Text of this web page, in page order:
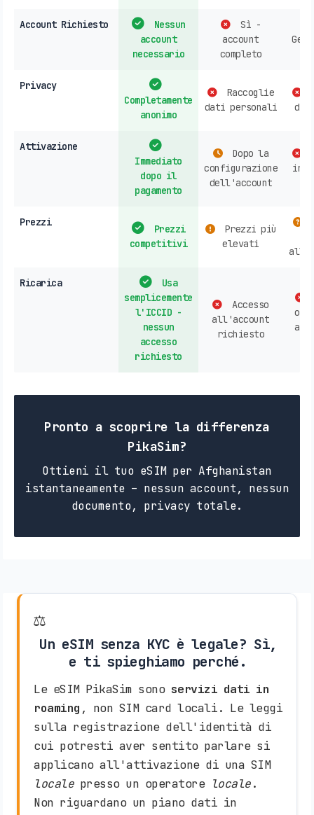
Account Richiesto
Nessun
account
necessario
Sì -
account
completo
Privacy
Completamente
anonimo
Raccoglie
dati personali
dati
Attivazione
Immediato
dopo il
pagamento
Dopo la
configurazione
dell'account
in
Prezzi
Prezzi
competitivi
Prezzi più
elevati
Ricarica
Usa
semplicemente
l'ICCID -
nessun
accesso
richiesto
Accesso
all'account
richiesto
Pronto a scoprire la differenza
PikaSim?
Ottieni il tuo eSIM per Afghanistan
istantaneamente – nessun account, nessun
documento, privacy totale.
⚖️
Un eSIM senza KYC è legale? Sì,
e ti spieghiamo perché.
Le eSIM PikaSim sono servizi dati in
roaming , non SIM card locali. Le leggi
sulla registrazione dell'identità di
cui potresti aver sentito parlare si
applicano all'attivazione di una SIM
localepresso un operatore locale.
Non riguardano un piano dati in